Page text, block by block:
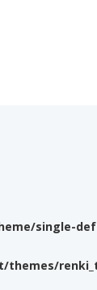
single-
themes/